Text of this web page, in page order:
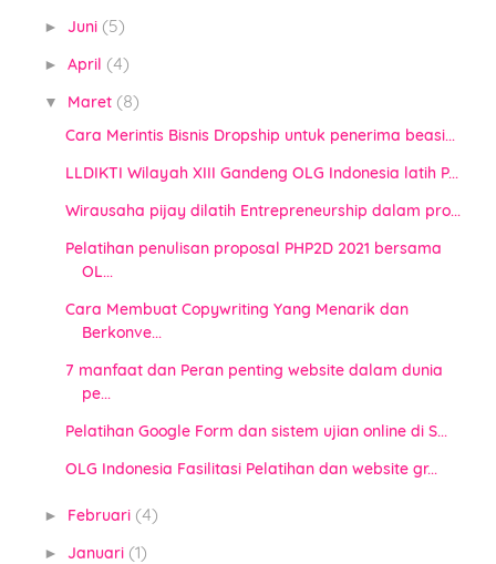
► Juni (5)
► April (4)
▼ Maret (8)
Cara Merintis Bisnis Dropship untuk penerima beasi...
LLDIKTI Wilayah XIII Gandeng OLG Indonesia latih P...
Wirausaha pijay dilatih Entrepreneurship dalam pro...
Pelatihan penulisan proposal PHP2D 2021 bersama
OL...
Cara Membuat Copywriting Yang Menarik dan
Berkonve...
7 manfaat dan Peran penting website dalam dunia
pe...
Pelatihan Google Form dan sistem ujian online di S...
OLG Indonesia Fasilitasi Pelatihan dan website gr...
► Februari (4)
► Januari (1)